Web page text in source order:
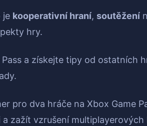
je kooperativní hraní, soutěžení
hry.
a získejte tipy od ostatních
pro dva hráče na Xbox Game
zažít vzrušení multiplayerových